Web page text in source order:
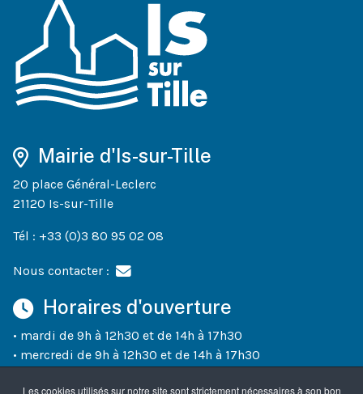
Mairie d'Is-sur-Tille
20 place Général-Leclerc
21120 Is-sur-Tille
Tél : +33 (0)3 80 95 02 08
Nous contacter :
Horaires d'ouverture
• mardi de 9h à 12h30 et de 14h à 17h30
• mercredi de 9h à 12h30 et de 14h à 17h30
Les cookies utilisés sur notre site sont strictement nécessaires à son bon